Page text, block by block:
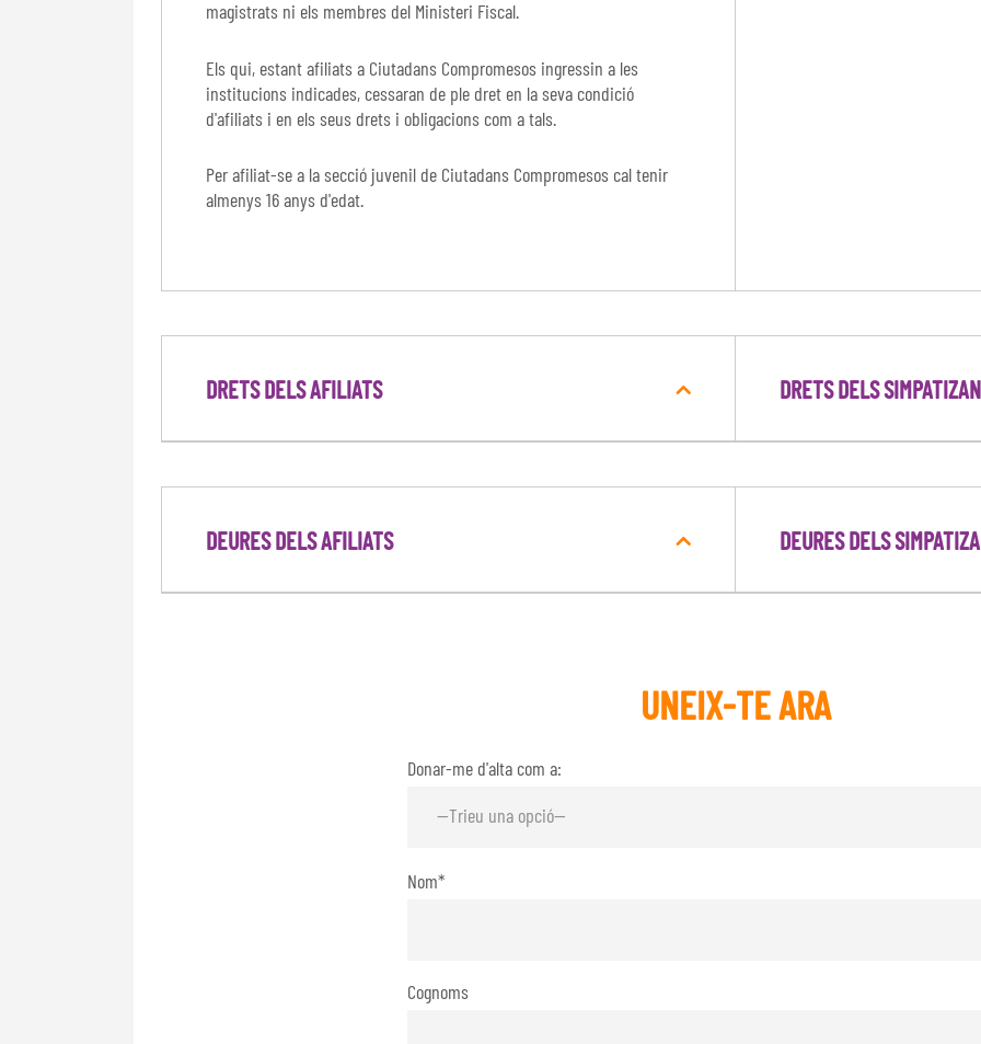
magistrats ni els membres del Ministeri Fiscal.
Els qui, estant afiliats a Ciutadans Compromesos ingressin a les
institucions indicades, cessaran de ple dret en la seva condició
d'afiliats i en els seus drets i obligacions com a tals.
Per afiliat-se a la secció juvenil de Ciutadans Compromesos cal tenir
almenys 16 anys d'edat.
DRETS DELS AFILIATS DRETS DELS
DEURES DELS AFILIATS DEURES DELS
UNEIX-TE ARA
Donar-me d'alta com a:
Nom*
Cognoms